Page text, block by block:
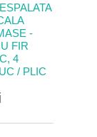
-
FIR
4
/ PLIC